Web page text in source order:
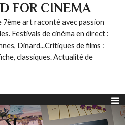
FOR CINEMA
7ème art raconté avec passion
Festivals de cinéma en direct :
Dinard...Critiques de films :
classiques. Actualité de